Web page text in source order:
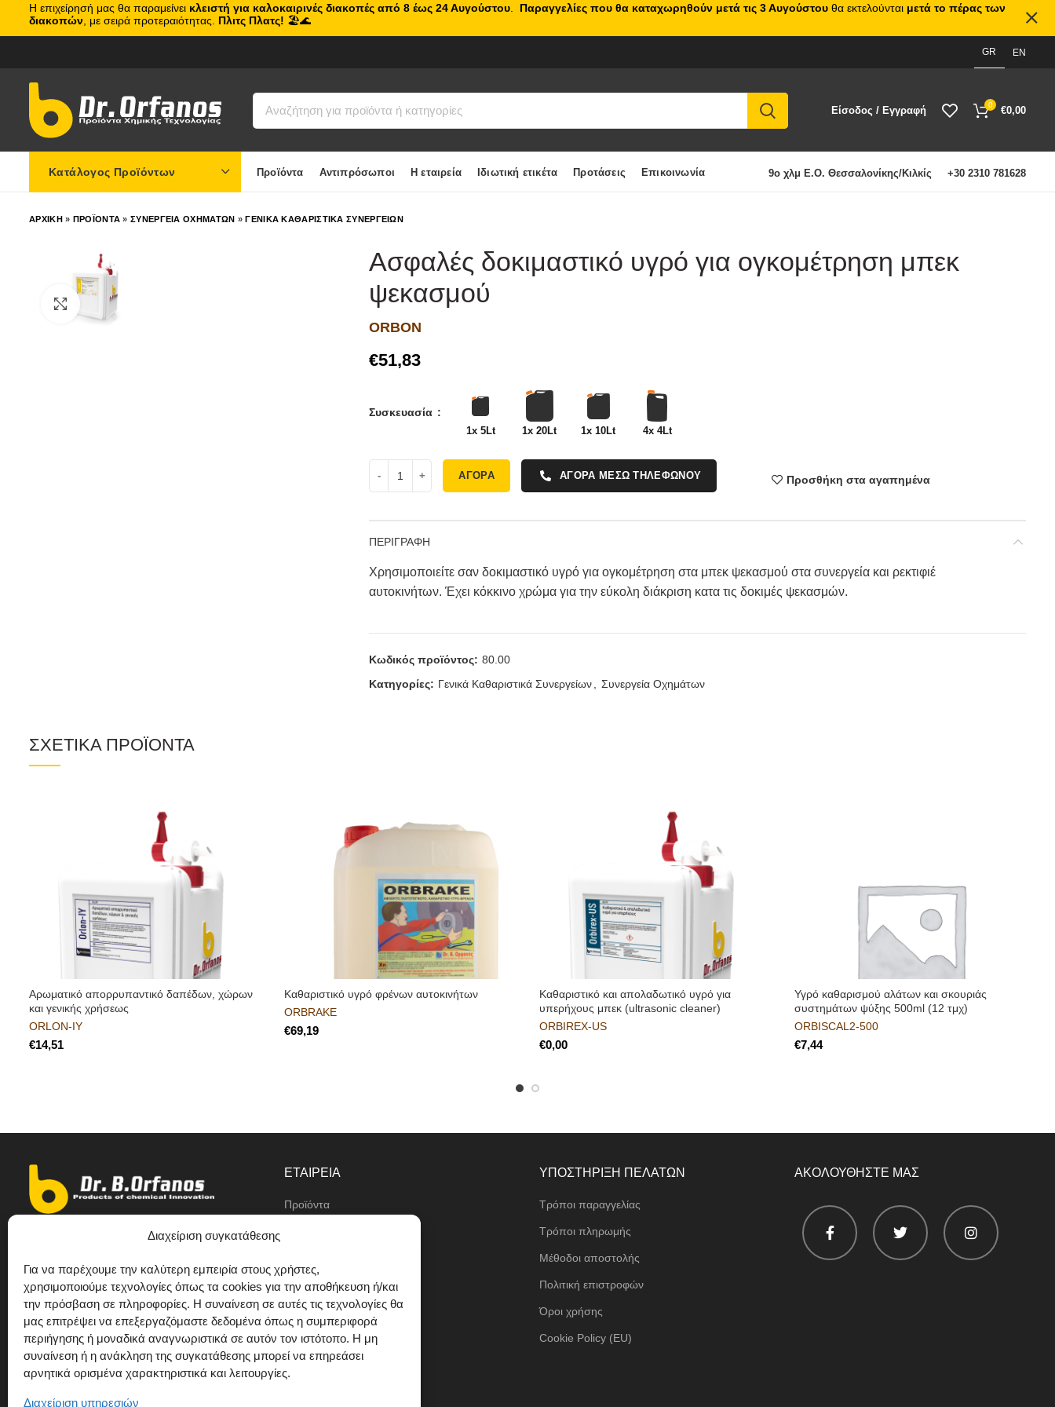
Διαχείριση συγκατάθεσης
Για να παρέχουμε την καλύτερη εμπειρία στους χρήστες,
χρησιμοποιούμε τεχνολογίες όπως τα cookies για την αποθήκευση ή/και
την πρόσβαση σε πληροφορίες. Η συναίνεση σε αυτές τις τεχνολογίες θα
μας επιτρέψει να επεξεργαζόμαστε δεδομένα όπως η συμπεριφορά
περιήγησης ή μοναδικά αναγνωριστικά σε αυτόν τον ιστότοπο. Η μη
συναίνεση ή η ανάκληση της συγκατάθεσης μπορεί να επηρεάσει
αρνητικά ορισμένα χαρακτηριστικά και λειτουργίες.
Διαχείριση υπηρεσιών
GR EN
Είσοδος / Εγγραφή 0 €0,00
Κατάλογος Προϊόντων Προϊόντα Αντιπρόσωποι Η εταιρεία Ιδιωτική ετικέτα Προτάσεις Επικοινωνία 9ο χλμ Ε.Ο. Θεσσαλονίκης/Κιλκίς +30 2310 781628
ΑΡΧΙΚΗ» ΠΡΟΪΟΝΤΑ »ΣΥΝΕΡΓΕΙΑ ΟΧΗΜΑΤΩΝ »ΓΕΝΙΚΑ ΚΑΘΑΡΙΣΤΙΚΑ ΣΥΝΕΡΓΕΙΩΝ
Click to enlarge
Ασφαλές δοκιμαστικό υγρό για ογκομέτρηση μπεκ
ψεκασμού
ORBON
€
Συσκευασία
1x 5Lt 1x 20Lt 1x 10Lt 4x 4Lt
ΑΓΟΡΑ ΑΓΟΡΑ ΜΕΣΩ ΤΗΛΕΦΩΝΟΥ Προσθήκη στα αγαπημένα
ΠΕΡΙΓΡΑΦΗ
Χρησιμοποιείτε σαν δοκιμαστικό υγρό για ογκομέτρηση στα μπεκ ψεκασμού στα συνεργεία και ρεκτιφιέ
αυτοκινήτων. Έχει κόκκινο χρώμα για την εύκολη διάκριση κατα τις δοκιμές ψεκασμών.
Κωδικός προϊόντος: 80.00
Κατηγορίες: Γενικά Καθαριστικά Συνεργείων Συνεργεία Οχημάτων
ΣΧΕΤΙΚΑ ΠΡΟΪΟΝΤΑ
Αρωματικό απορρυπαντικό δαπέδων, χώρων
και γενικής χρήσεως
ORLON-IY
€
Καθαριστικό υγρό φρένων αυτοκινήτων
ORBRAKE
€
Καθαριστικό και απολαδωτικό υγρό για
υπερήχους μπεκ (ultrasonic cleaner)
ORBIREX-US
€
Υγρό καθαρισμού αλάτων και σκουριάς
συστημάτων ψύξης 500ml (12 τμχ)
ORBISCAL2-500
€
9ο χλμ Ε.Ο Θεσσαλονίκης/ Κιλκίς,
Διαβατά
+30 2310 781628
+30 693 744 4655 (WhatsApp)
+30 693 744 4655 (Viber)
+30 2310 783655 (Fax)
ΕΤΑΙΡΕΙΑ
Προϊόντα
Ιδιωτική ετικέτα
Προτάσεις
Επικοινωνία
ΥΠΟΣΤΗΡΙΞΗ ΠΕΛΑΤΩΝ
Τρόποι παραγγελίας
Τρόποι πληρωμής
Μέθοδοι αποστολής
Πολιτική επιστροφών
Όροι χρήσης
Cookie Policy (EU)
ΑΚΟΛΟΥΘΗΣΤΕ ΜΑΣ
Η επιχείρησή μας θα παραμείνει κλειστή για καλοκαιρινές διακοπές από 8 έως 24 Αυγούστου Παραγγελίες που θα καταχωρηθούν μετά τις 3 Αυγούστου θα εκτελούνται μετά το πέρας των
διακοπών , με σειρά προτεραιότητας. Πλιτς Πλατς! 🏖️🌊